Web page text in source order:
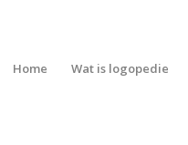
Home Wat is logopedie